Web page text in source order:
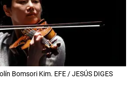
Bomsori Kim. EFE / JESÚS DIGES